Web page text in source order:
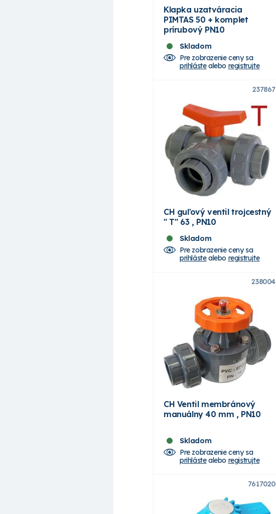
Klapka uzatváracia
PIMTAS 50 + komplet
prírubový PN10
Skladom
Pre zobrazenie ceny sa
prihlástealebo registrujte
237867
CH guľový ventil trojcestný
" T" 63 , PN10
Skladom
Pre zobrazenie ceny sa
prihlástealebo registrujte
238004
CH Ventil membránový
manuálny 40 mm , PN10
Skladom
Pre zobrazenie ceny sa
prihlástealebo registrujte
7617020